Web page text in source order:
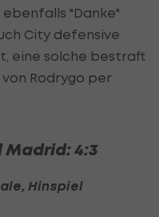
"Danke"
City defensive
eine solche bestraft
von Rodrygo per
Madrid: 4:3
Hinspiel